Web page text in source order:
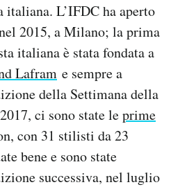
L’IFDC ha aperto
2015, a Milano; la prima
italiana è stata fondata a
Lafram e sempre a
della Settimana della
ci sono state leprime
con 31 stilisti da 23
bene e sono state
successiva, nel luglio